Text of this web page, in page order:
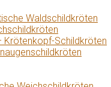
Waldschildkröten
Schildkröten